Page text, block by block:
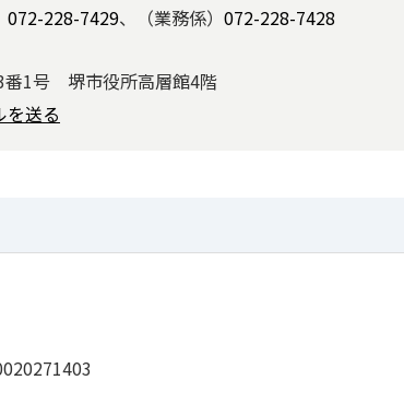
072-228-7429、（業務係） 072-228-7428
1号 堺市役所高層館4階
を送る